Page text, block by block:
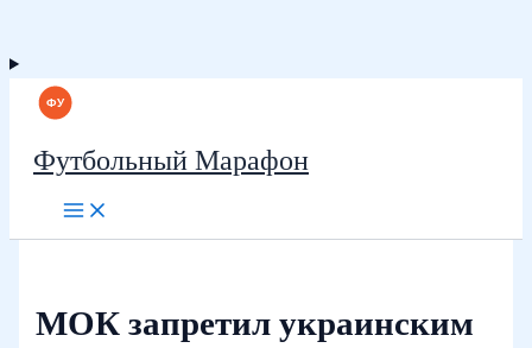
Футбольный Марафон
МОК запретил украинским